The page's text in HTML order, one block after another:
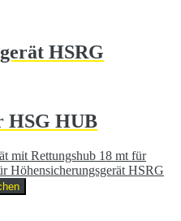
HSRG
HSG HUB
mit Rettungshub 18 mt für
Höhensicherungsgerät HSRG